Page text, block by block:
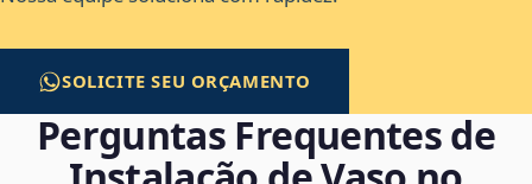
SOLICITE SEU ORÇAMENTO
Perguntas Frequentes de